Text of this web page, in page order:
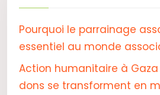
Pourquoi le parrainage
essentiel au monde
Action humanitaire à
dons se transforment en